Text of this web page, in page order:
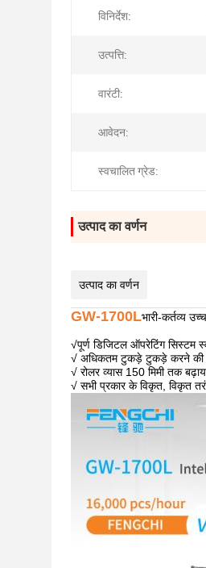
विनिर्देश:
उत्पत्ति:
वारंटी:
आवेदन:
स्वचालित ग्रेड:
उत्पाद का वर्णन
उत्पाद का वर्णन
GW-1700Lभारी-कर्तव्य
√पूर्ण डिजिटल ऑपरेटिंग सिस्टम
√ अधिकतम टुकड़े टुकड़े करने की
√ रोलर व्यास 150 मिमी तक
√ सभी प्रकार के विकृत, विकृत